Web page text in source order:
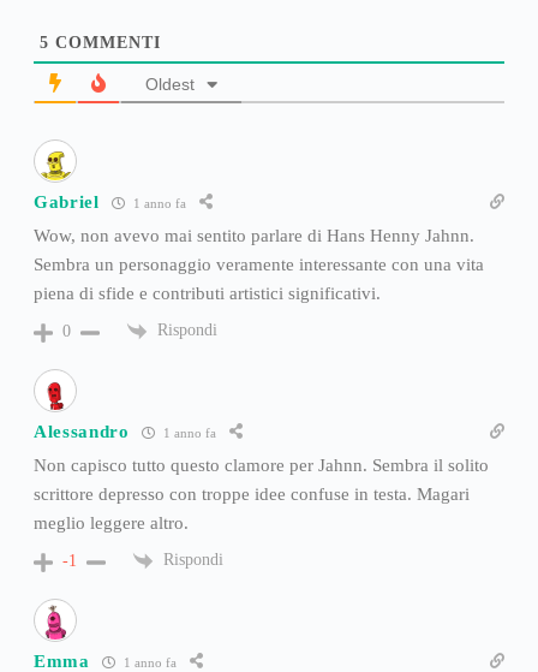
5 COMMENTI
Oldest
Gabriel 1 anno fa
Wow, non avevo mai sentito parlare di Hans Henny Jahnn.
Sembra un personaggio veramente interessante con una vita
piena di sfide e contributi artistici significativi.
0 Rispondi
Alessandro 1 anno fa
Non capisco tutto questo clamore per Jahnn. Sembra il solito
scrittore depresso con troppe idee confuse in testa. Magari
meglio leggere altro.
-1 Rispondi
Emma 1 anno fa